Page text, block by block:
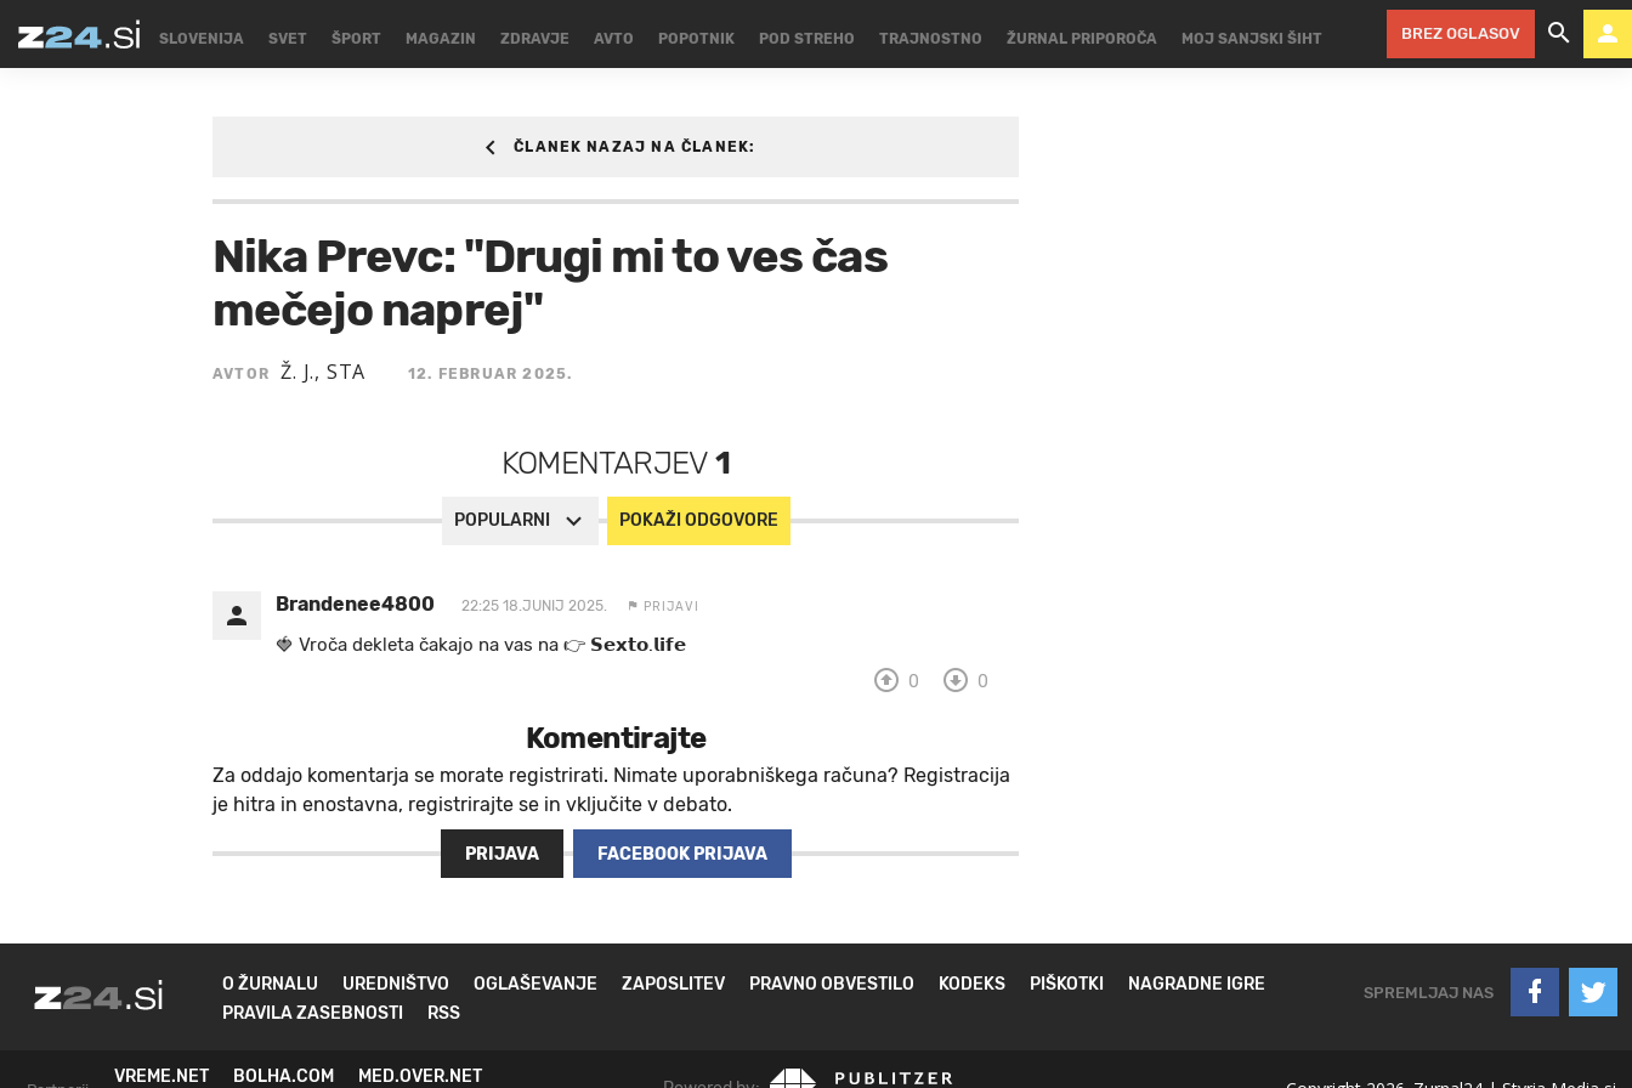
SLOVENIJA SVET ŠPORT MAGAZIN ZDRAVJE AVTO POPOTNIK POD STREHO TRAJNOSTNO ŽURNAL PRIPOROČA MOJ SANJSKI ŠIHT BREZ OGLASOV
/SPORT/ZIMSKI-SPORTI
Nika Prevc: "Drugi mi to ves čas
mečejo naprej"
AVTOR Ž. J., STA 12. FEBRUAR 2025.
ČLANEK NAZAJ NA ČLANEK:
KOMENTARJEV1
POPULARNI POKAŽI ODGOVORE
Brandenee4800 22:25 18.JUNIJ 2025. PRIJAVI
🍓 V r o č a d e k l e t a ča k a jo na va s n a 👉 𝗦𝗲𝘅𝘁𝗼.𝗹𝗶𝗳𝗲
0 0
Komentirajte
Za oddajo komentarja se morate registrirati. Nimate uporabniškega računa? Registracija
je hitra in enostavna, registrirajte se in vključite v debato.
PRIJAVA FACEBOOK PRIJAVA
O ŽURNALU UREDNIŠTVO OGLAŠEVANJE ZAPOSLITEV PRAVNO OBVESTILO KODEKS PIŠKOTKI
NAGRADNE IGRE
PRAVILA ZASEBNOSTI
RSS
SPREMLJAJ NAS
VREME.NET BOLHA.COM MED.OVER.NET